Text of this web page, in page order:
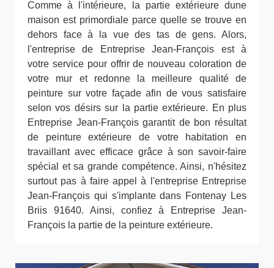
Comme à l'intérieure, la partie extérieure dune
maison est primordiale parce quelle se trouve en
dehors face à la vue des tas de gens. Alors,
l'entreprise de Entreprise Jean-François est à
votre service pour offrir de nouveau coloration de
votre mur et redonne la meilleure qualité de
peinture sur votre façade afin de vous satisfaire
selon vos désirs sur la partie extérieure. En plus
Entreprise Jean-François garantit de bon résultat
de peinture extérieure de votre habitation en
travaillant avec efficace grâce à son savoir-faire
spécial et sa grande compétence. Ainsi, n'hésitez
surtout pas à faire appel à l'entreprise Entreprise
Jean-François qui s'implante dans Fontenay Les
Briis 91640. Ainsi, confiez à Entreprise Jean-
François la partie de la peinture extérieure.